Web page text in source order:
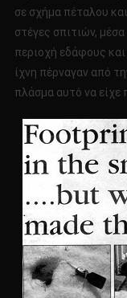
σε σχήμα πέταλου
στέγες σπιτιών,
περιοχή εδάφους
ίχνη πέρναγαν από
πλάσμα αυτό να είχε